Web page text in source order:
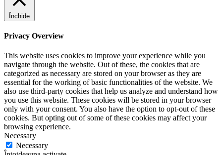
Închide
Privacy Overview
This website uses cookies to improve your experience while you
navigate through the website. Out of these, the cookies that are
categorized as necessary are stored on your browser as they are
essential for the working of basic functionalities of the website. We
also use third-party cookies that help us analyze and understand how
you use this website. These cookies will be stored in your browser
only with your consent. You also have the option to opt-out of these
cookies. But opting out of some of these cookies may affect your
browsing experience.
Necessary
Necessary